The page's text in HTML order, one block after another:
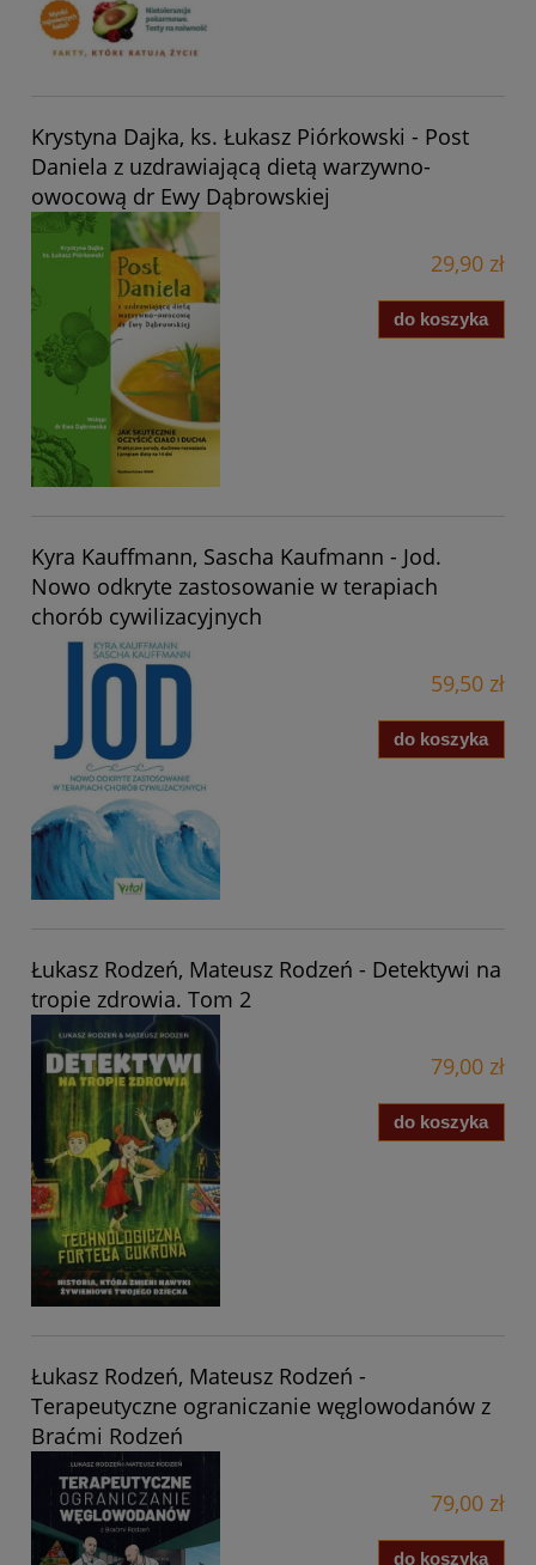
Krystyna Dajka, ks. Łukasz Piórkowski - Post
Daniela z uzdrawiającą dietą warzywno-
owocową dr Ewy Dąbrowskiej
29,90 zł
do koszyka
Kyra Kauffmann, Sascha Kaufmann - Jod.
Nowo odkryte zastosowanie w terapiach
chorób cywilizacyjnych
59,50 zł
do koszyka
Łukasz Rodzeń, Mateusz Rodzeń - Detektywi na
tropie zdrowia. Tom 2
79,00 zł
do koszyka
Łukasz Rodzeń, Mateusz Rodzeń -
Terapeutyczne ograniczanie węglowodanów z
Braćmi Rodzeń
79,00 zł
do koszyka